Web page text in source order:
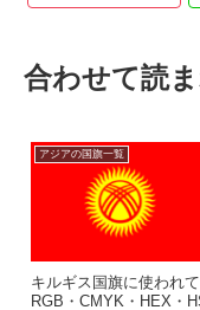
合わせて読
アジアの国旗一覧
キルギス国旗に使われ
RGB・CMYK・HEX・